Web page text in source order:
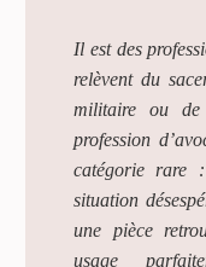
Il est des
relèvent du
militaire ou de
profession
catégorie rare
situation
une pièce
usage